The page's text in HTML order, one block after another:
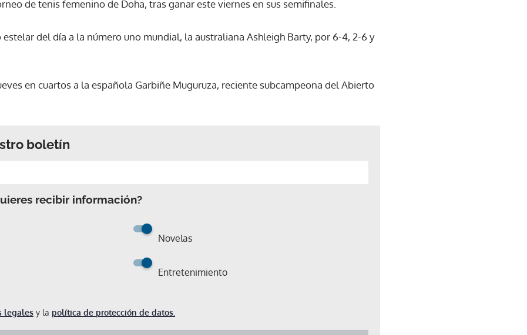
de tenis femenino de Doha, tras ganar este viernes en sus semifinales.
del día a la número uno mundial, la australiana Ashleigh Barty, por 6-4, 2-6 y
en cuartos a la española Garbiñe Muguruza, reciente subcampeona del Abierto
boletín
recibir información?
Novelas
Entretenimiento
legales y la política de protección de datos.